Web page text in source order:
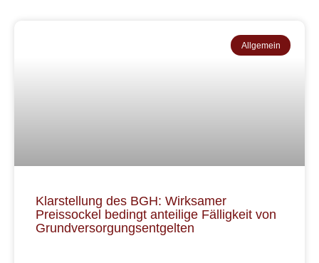
Allgemein
Klarstellung des BGH: Wirksamer
Preissockel bedingt anteilige Fälligkeit von
Grundversorgungsentgelten